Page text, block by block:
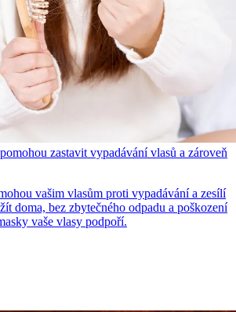
zastavit vypadávání vlasů a zároveň
vašim vlasům proti vypadávání a zesílí
doma, bez zbytečného odpadu a poškození
vaše vlasy podpoří.